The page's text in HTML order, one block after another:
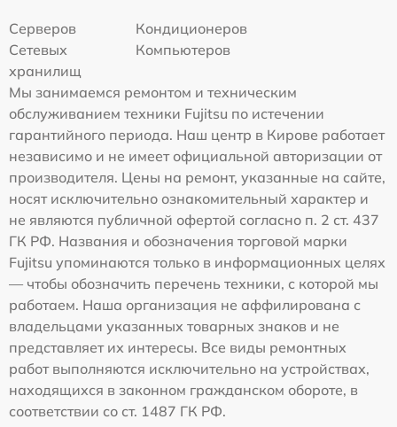
Серверов
Кондиционеров
Сетевых
хранилищ
Компьютеров
Мы занимаемся ремонтом и техническим
обслуживанием техники Fujitsu по истечении
гарантийного периода. Наш центр в Кирове работает
независимо и не имеет официальной авторизации от
производителя. Цены на ремонт, указанные на сайте,
носят исключительно ознакомительный характер и
не являются публичной офертой согласно п. 2 ст. 437
ГК РФ. Названия и обозначения торговой марки
Fujitsu упоминаются только в информационных целях
— чтобы обозначить перечень техники, с которой мы
работаем. Наша организация не аффилирована с
владельцами указанных товарных знаков и не
представляет их интересы. Все виды ремонтных
работ выполняются исключительно на устройствах,
находящихся в законном гражданском обороте, в
соответствии со ст. 1487 ГК РФ.